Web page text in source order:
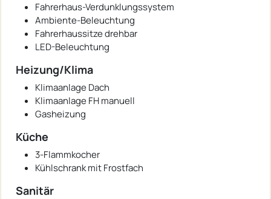
Fahrerhaus-Verdunklungssystem
Ambiente-Beleuchtung
Fahrerhaussitze drehbar
LED-Beleuchtung
Heizung/Klima
Klimaanlage Dach
Klimaanlage FH manuell
Gasheizung
Küche
3-Flammkocher
Kühlschrank mit Frostfach
Sanitär